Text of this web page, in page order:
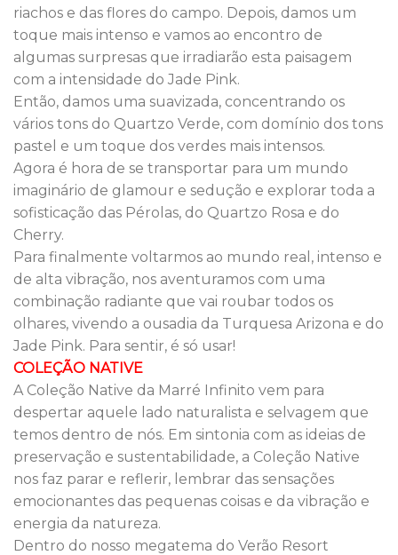
riachos e das flores do campo. Depois, damos um
toque mais intenso e vamos ao encontro de
algumas surpresas que irradiarão esta paisagem
com a intensidade do Jade Pink.
Então, damos uma suavizada, concentrando os
vários tons do Quartzo Verde, com domínio dos tons
pastel e um toque dos verdes mais intensos.
Agora é hora de se transportar para um mundo
imaginário de glamour e sedução e explorar toda a
sofisticação das Pérolas, do Quartzo Rosa e do
Cherry.
Para finalmente voltarmos ao mundo real, intenso e
de alta vibração, nos aventuramos com uma
combinação radiante que vai roubar todos os
olhares, vivendo a ousadia da Turquesa Arizona e do
Jade Pink. Para sentir, é só usar!
COLEÇÃO NATIVE
A Coleção Native da Marré Infinito vem para
despertar aquele lado naturalista e selvagem que
temos dentro de nós. Em sintonia com as ideias de
preservação e sustentabilidade, a Coleção Native
nos faz parar e reflerir, lembrar das sensações
emocionantes das pequenas coisas e da vibração e
energia da natureza.
Dentro do nosso megatema do Verão Resort